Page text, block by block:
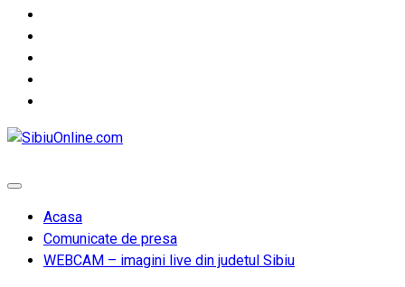
Acasa
Comunicate de presa
WEBCAM – imagini live din judetul Sibiu